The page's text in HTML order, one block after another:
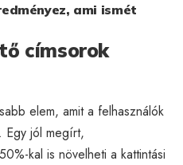
ami ismét
címsorok
elem, amit a felhasználók
Egy jól megírt,
kal is növelheti a kattintási